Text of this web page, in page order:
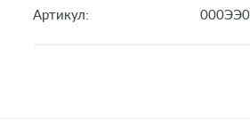
Артикул: